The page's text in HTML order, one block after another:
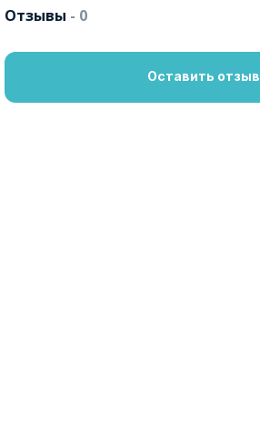
Отзывы - 0
Оставить отзыв